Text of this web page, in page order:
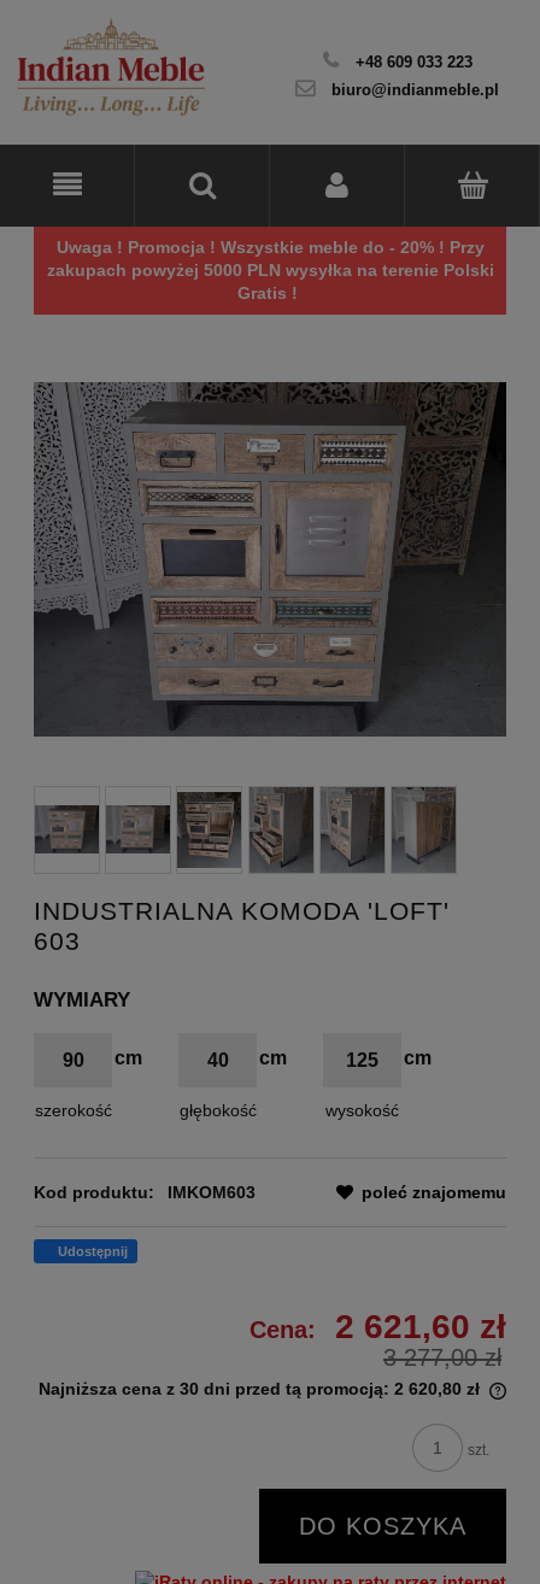
+48 609 033 223
biuro@indianmeble.pl
Uwaga ! Promocja ! Wszystkie meble do - 20% ! Przy
zakupach powyżej 5000 PLN wysyłka na terenie Polski
Gratis !
INDUSTRIALNA KOMODA 'LOFT'
603
WYMIARY
90
szerokość
40
głębokość
125
wysokość
Kod produktu: IMKOM603 poleć znajomemu
Udostępnij
Cena: 2 621,60 zł
3 277,00 zł
Najniższa cena z 30 dni przed tą promocją: 2 620,80 zł
szt.
DO KOSZYKA